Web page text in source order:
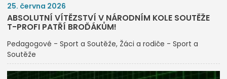
25. června 2026
ABSOLUTNÍ VÍTĚZSTVÍ V NÁRODNÍM KOLE SOUTĚŽE
T-PROFI PATŘÍ BROĎÁKŮM!
Pedagogové - Sport a Soutěže Žáci a rodiče - Sport a
Soutěže